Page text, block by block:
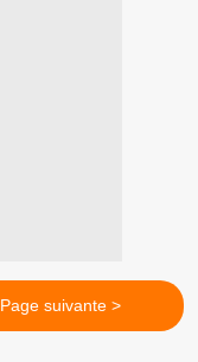
Page suivante >